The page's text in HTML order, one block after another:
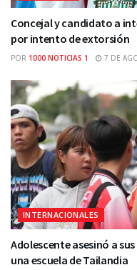
Concejal y candidato a
por intento de extorsión
POR 1000 NOTICIAS 1 7 DE
INTERNACIONALES
Adolescente asesinó a
una escuela de Tailandia